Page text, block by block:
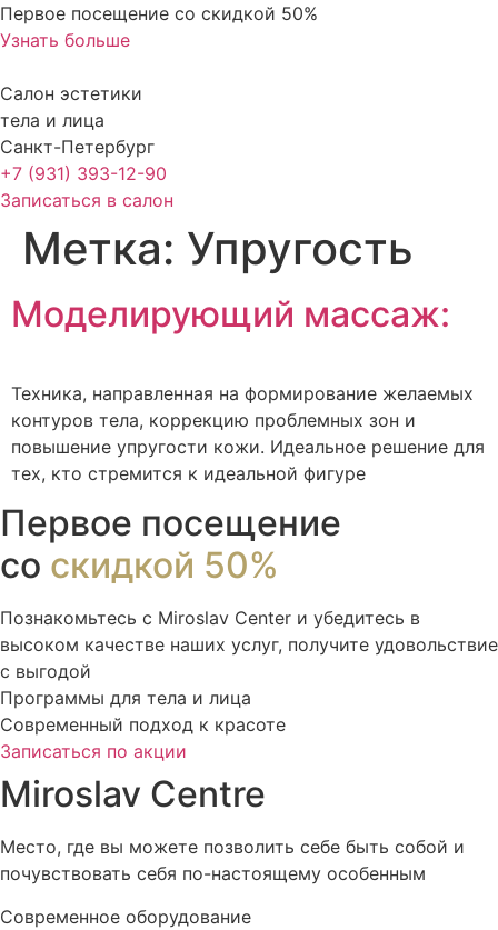
Перейти
к
Первое посещение со скидкой 50%
Узнать больше
Салон эстетики
тела и лица
Санкт-Петербург
+7 (931) 393-12-90
Записаться в салон
Метка: Упругость
Моделирующий массаж:
Техника, направленная на формирование желаемых
контуров тела, коррекцию проблемных зон и
повышение упругости кожи. Идеальное решение для
тех, кто стремится к идеальной фигуре
Первое посещение
со скидкой 50%
Познакомьтесь с Miroslav Сenter и убедитесь в
высоком качестве наших услуг, получите удовольствие
с выгодой
Программы для тела и лица
Современный подход к красоте
Записаться по акции
Miroslav Centre
Место, где вы можете позволить себе быть собой и
почувствовать себя по-настоящему особенным
Современное оборудование